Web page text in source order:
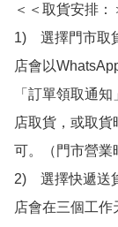
＜＜取貨安排：
1)　選擇門市取
店會以
「訂單領取通
店取貨，或取
可。（門市營業
2)　選擇快遞送
店會在三個工